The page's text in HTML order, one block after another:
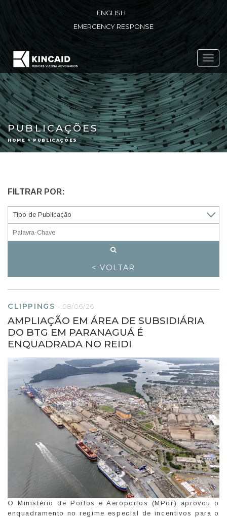
ENGLISH
EMERGENCY RESPONSE
PUBLICAÇÕES
HOME > PUBLICAÇÕES
FILTRAR POR:
< VOLTAR
CLIPPINGS -08/06/26
AMPLIAÇÃO EM ÁREA DE SUBSIDIÁRIA
DO BTG EM PARANAGUÁ É
ENQUADRADA NO REIDI
O Ministério de Portos e Aeroportos (MPor) aprovou o
enquadramento no regime especial de incentivos para o